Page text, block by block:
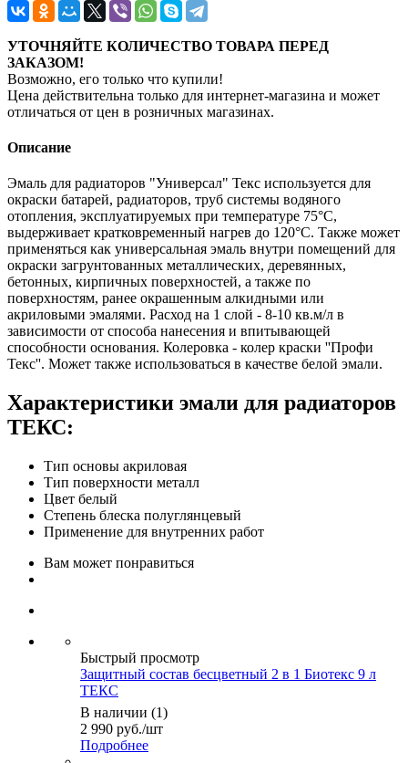
УТОЧНЯЙТЕ КОЛИЧЕСТВО ТОВАРА ПЕРЕД
ЗАКАЗОМ!
Возможно, его только что купили!
Цена действительна только для интернет-магазина и может
отличаться от цен в розничных магазинах.
Описание
Эмаль для радиаторов "Универсал" Текс используется для
окраски батарей, радиаторов, труб системы водяного
отопления, эксплуатируемых при температуре 75°С,
выдерживает кратковременный нагрев до 120°С. Также может
применяться как универсальная эмаль внутри помещений для
окраски загрунтованных металлических, деревянных,
бетонных, кирпичных поверхностей, а также по
поверхностям, ранее окрашенным алкидными или
акриловыми эмалями. Расход на 1 слой - 8-10 кв.м/л в
зависимости от способа нанесения и впитывающей
способности основания. Колеровка - колер краски ''Профи
Текс''. Может также использоваться в качестве белой эмали.
Характеристики эмали для радиаторов
ТЕКС:
Тип основы акриловая
Тип поверхности металл
Цвет белый
Степень блеска полуглянцевый
Применение для внутренних работ
Вам может понравиться
Быстрый просмотр
Защитный состав бесцветный 2 в 1 Биотекс 9 л
ТЕКС
В наличии (1)
2 990 руб./шт
Подробнее